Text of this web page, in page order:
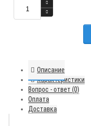
Описание
Характеристики
Вопрос - ответ (0)
Оплата
Доставка